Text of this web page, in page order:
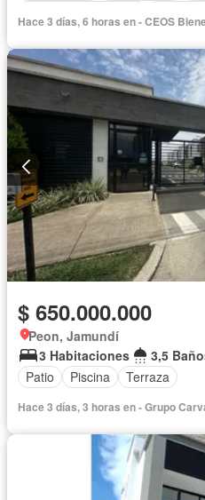
Hace 3 días, 6 horas en - CEOS
$ 650.000.000
Peon, Jamundí
3 Habitaciones
3,5
Patio
Piscina Terraza
Hace 3 días, 3 horas en - Grupo